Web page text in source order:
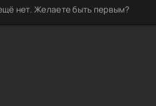
нет. Желаете быть первым?